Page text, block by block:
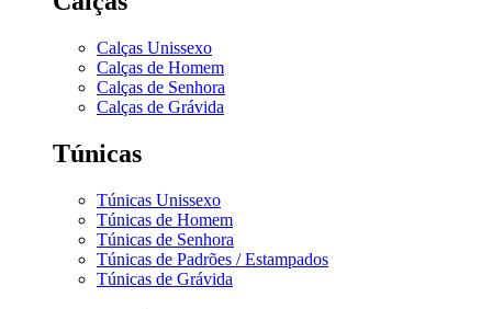
Calças Unissexo
Calças de Homem
Calças de Senhora
Calças de Grávida
Túnicas
Túnicas Unissexo
Túnicas de Homem
Túnicas de Senhora
Túnicas de Padrões / Estampados
Túnicas de Grávida